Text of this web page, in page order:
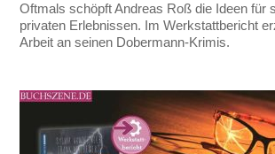
Oftmals schöpft Andreas Roß die Ideen für
privaten Erlebnissen. Im Werkstattbericht
Arbeit an seinen Dobermann-Krimis.